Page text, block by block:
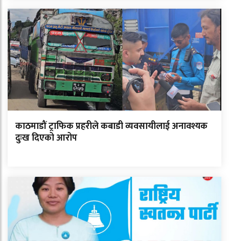
काठमाडौं ट्राफिक प्रहरीले कबाडी व्यवसायीलाई अनावश्यक
दुःख दिएको आरोप